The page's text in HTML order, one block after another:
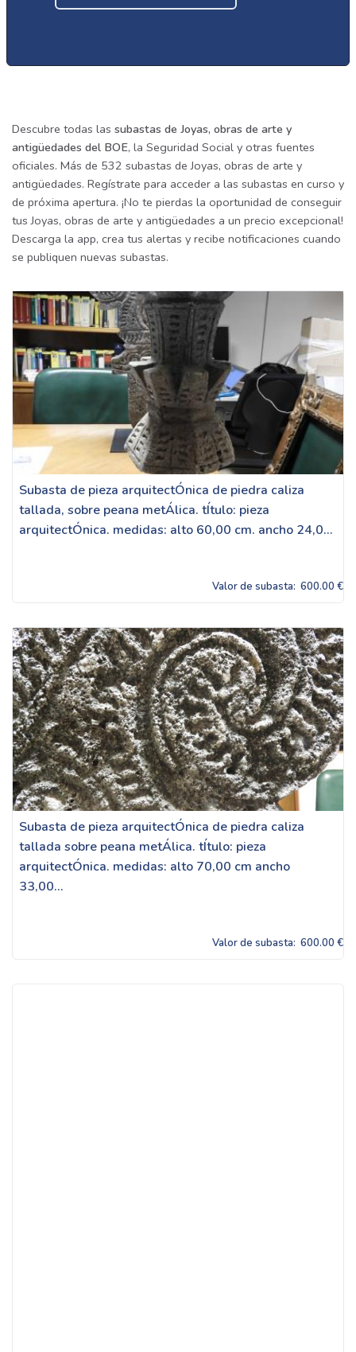
Descubre todas las subastas de Joyas, obras de arte y
antigüedades del BOE, la Seguridad Social y otras fuentes
oficiales. Más de 532 subastas de Joyas, obras de arte y
antigüedades. Regístrate para acceder a las subastas en curso y
de próxima apertura. ¡No te pierdas la oportunidad de conseguir
tus Joyas, obras de arte y antigüedades a un precio excepcional!
Descarga la app, crea tus alertas y recibe notificaciones cuando
se publiquen nuevas subastas.
Subasta de pieza arquitectÓnica de piedra caliza
tallada, sobre peana metÁlica. tÍtulo: pieza
arquitectÓnica. medidas: alto 60,00 cm. ancho 24,0...
Valor de subasta: 600.00 €
Subasta de pieza arquitectÓnica de piedra caliza
tallada sobre peana metÁlica. tÍtulo: pieza
arquitectÓnica. medidas: alto 70,00 cm ancho
33,00...
Valor de subasta: 600.00 €